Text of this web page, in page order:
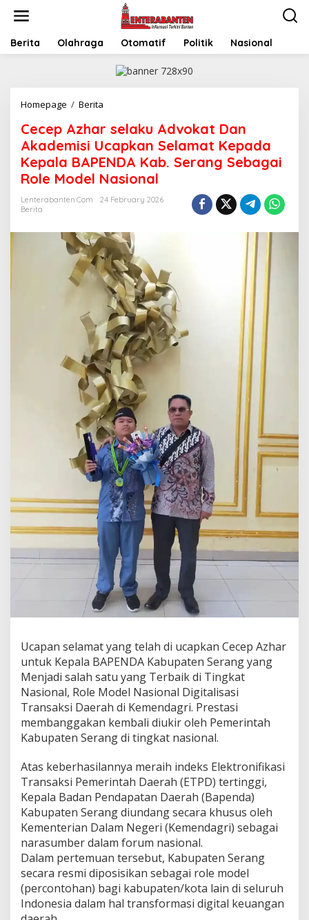
Berita Olahraga Otomatif Politik Nasional
Homepage / Berita
selaku
Advokat
Dan
Akademisi
Ucapkan
Kepada
Kab.
Serang
Sebagai
Role
Model
Nasional
Cecep Azhar selaku Advokat Dan
Akademisi Ucapkan Selamat Kepada
Kepala BAPENDA Kab. Serang Sebagai
Role Model Nasional
Lenterabanten.com
24 February 2026
Berita
Ucapan selamat yang telah di ucapkan Cecep Azhar
untuk Kepala BAPENDA Kabupaten Serang yang
Menjadi salah satu yang Terbaik di Tingkat
Nasional, Role Model Nasional Digitalisasi
Transaksi Daerah di Kemendagri. Prestasi
membanggakan kembali diukir oleh Pemerintah
Kabupaten Serang di tingkat nasional.
Atas keberhasilannya meraih indeks Elektronifikasi
Transaksi Pemerintah Daerah (ETPD) tertinggi,
Kepala Badan Pendapatan Daerah (Bapenda)
Kabupaten Serang diundang secara khusus oleh
Kementerian Dalam Negeri (Kemendagri) sebagai
narasumber dalam forum nasional.
Dalam pertemuan tersebut, Kabupaten Serang
secara resmi diposisikan sebagai role model
(percontohan) bagi kabupaten/kota lain di seluruh
Indonesia dalam hal transformasi digital keuangan